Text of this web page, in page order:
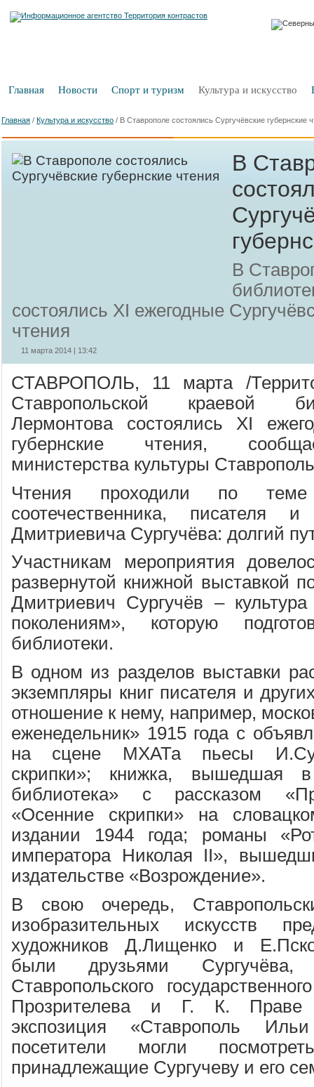
Главная Новости Спорт и туризм Культура и искусство
Главная / Культура и искусство / В Ставрополе состоялись Сургучёвские губернские
В
В
состоялись XI ежегодные
чтения
11 марта 2014 | 13:42
СТАВРОПОЛЬ, 11 марта /
Ставропольской краевой
Лермонтова состоялись XI
губернские чтения,
министерства культуры
Чтения проходили по
соотечественника, писателя
Дмитриевича Сургучёва: долгий
Участникам мероприятия
развернутой книжной выставкой
Дмитриевич Сургучёв –
поколениям», которую
библиотеки.
В одном из разделов выставки
экземпляры книг писателя и
отношение к нему, например,
еженедельник» 1915 года с
на сцене МХАТа пьесы
скрипки»; книжка, вышедшая
библиотека» с рассказом
«Осенние скрипки» на
издании 1944 года; романы
императора Николая II»,
издательстве «Возрождение».
В свою очередь,
изобразительных искусств
художников Д.Лищенко и
были друзьями
Ставропольского
Прозрителева и Г. К. Праве
экспозиция «Ставрополь
посетители могли
принадлежащие Сургучеву и его